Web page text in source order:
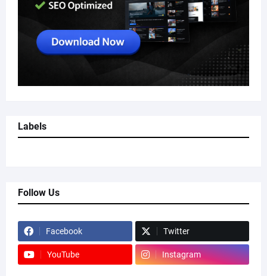
Labels
Follow Us
Facebook Twitter
YouTube Instagram